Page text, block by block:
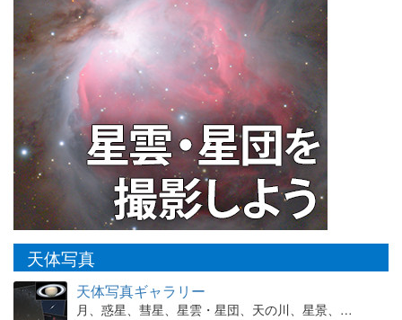
天体写真
天体写真ギャラリー
月、惑星、彗星、星雲・星団、天の川、星景、…